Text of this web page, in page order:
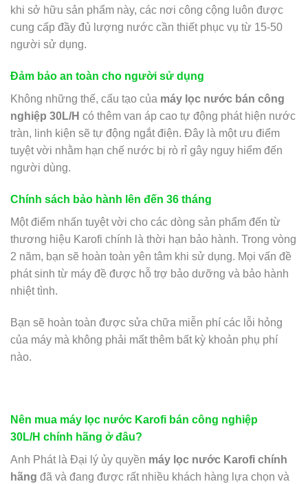
khi sở hữu sản phẩm này, các nơi công cộng luôn được
cung cấp đầy đủ lượng nước cần thiết phục vụ từ 15-50
người sử dụng.
Đảm bảo an toàn cho người sử dụng
Không những thế, cấu tạo của máy lọc nước bán công
nghiệp 30L/H có thêm van áp cao tự động phát hiện nước
tràn, linh kiện sẽ tự động ngắt điện. Đây là một ưu điểm
tuyệt vời nhằm hạn chế nước bị rò rỉ gây nguy hiểm đến
người dùng.
Chính sách bảo hành lên đến 36 tháng
Một điểm nhấn tuyệt vời cho các dòng sản phẩm đến từ
thương hiệu Karofi chính là thời hạn bảo hành. Trong vòng
2 năm, bạn sẽ hoàn toàn yên tâm khi sử dụng. Mọi vấn đề
phát sinh từ máy đề được hỗ trợ bảo dưỡng và bảo hành
nhiệt tình.
Bạn sẽ hoàn toàn được sửa chữa miễn phí các lỗi hỏng
của máy mà không phải mất thêm bất kỳ khoản phụ phí
nào.
Nên mua máy lọc nước Karofi bán công nghiệp
30L/H chính hãng ở đâu?
Anh Phát là Đại lý ủy quyền máy lọc nước Karofi chính
hãng đã và đang được rất nhiều khách hàng lựa chọn và